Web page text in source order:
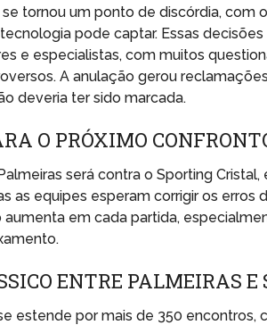
tornou um ponto de discórdia, com
pode captar. Essas
e especialistas, com muitos
A anulação gerou
deveria ter sido marcada.
O PRÓXIMO
será contra o Sporting
as equipes esperam corrigir os erros
em cada partida,
ENTRE PALMEIRAS E
estende por mais de 350 encontros,